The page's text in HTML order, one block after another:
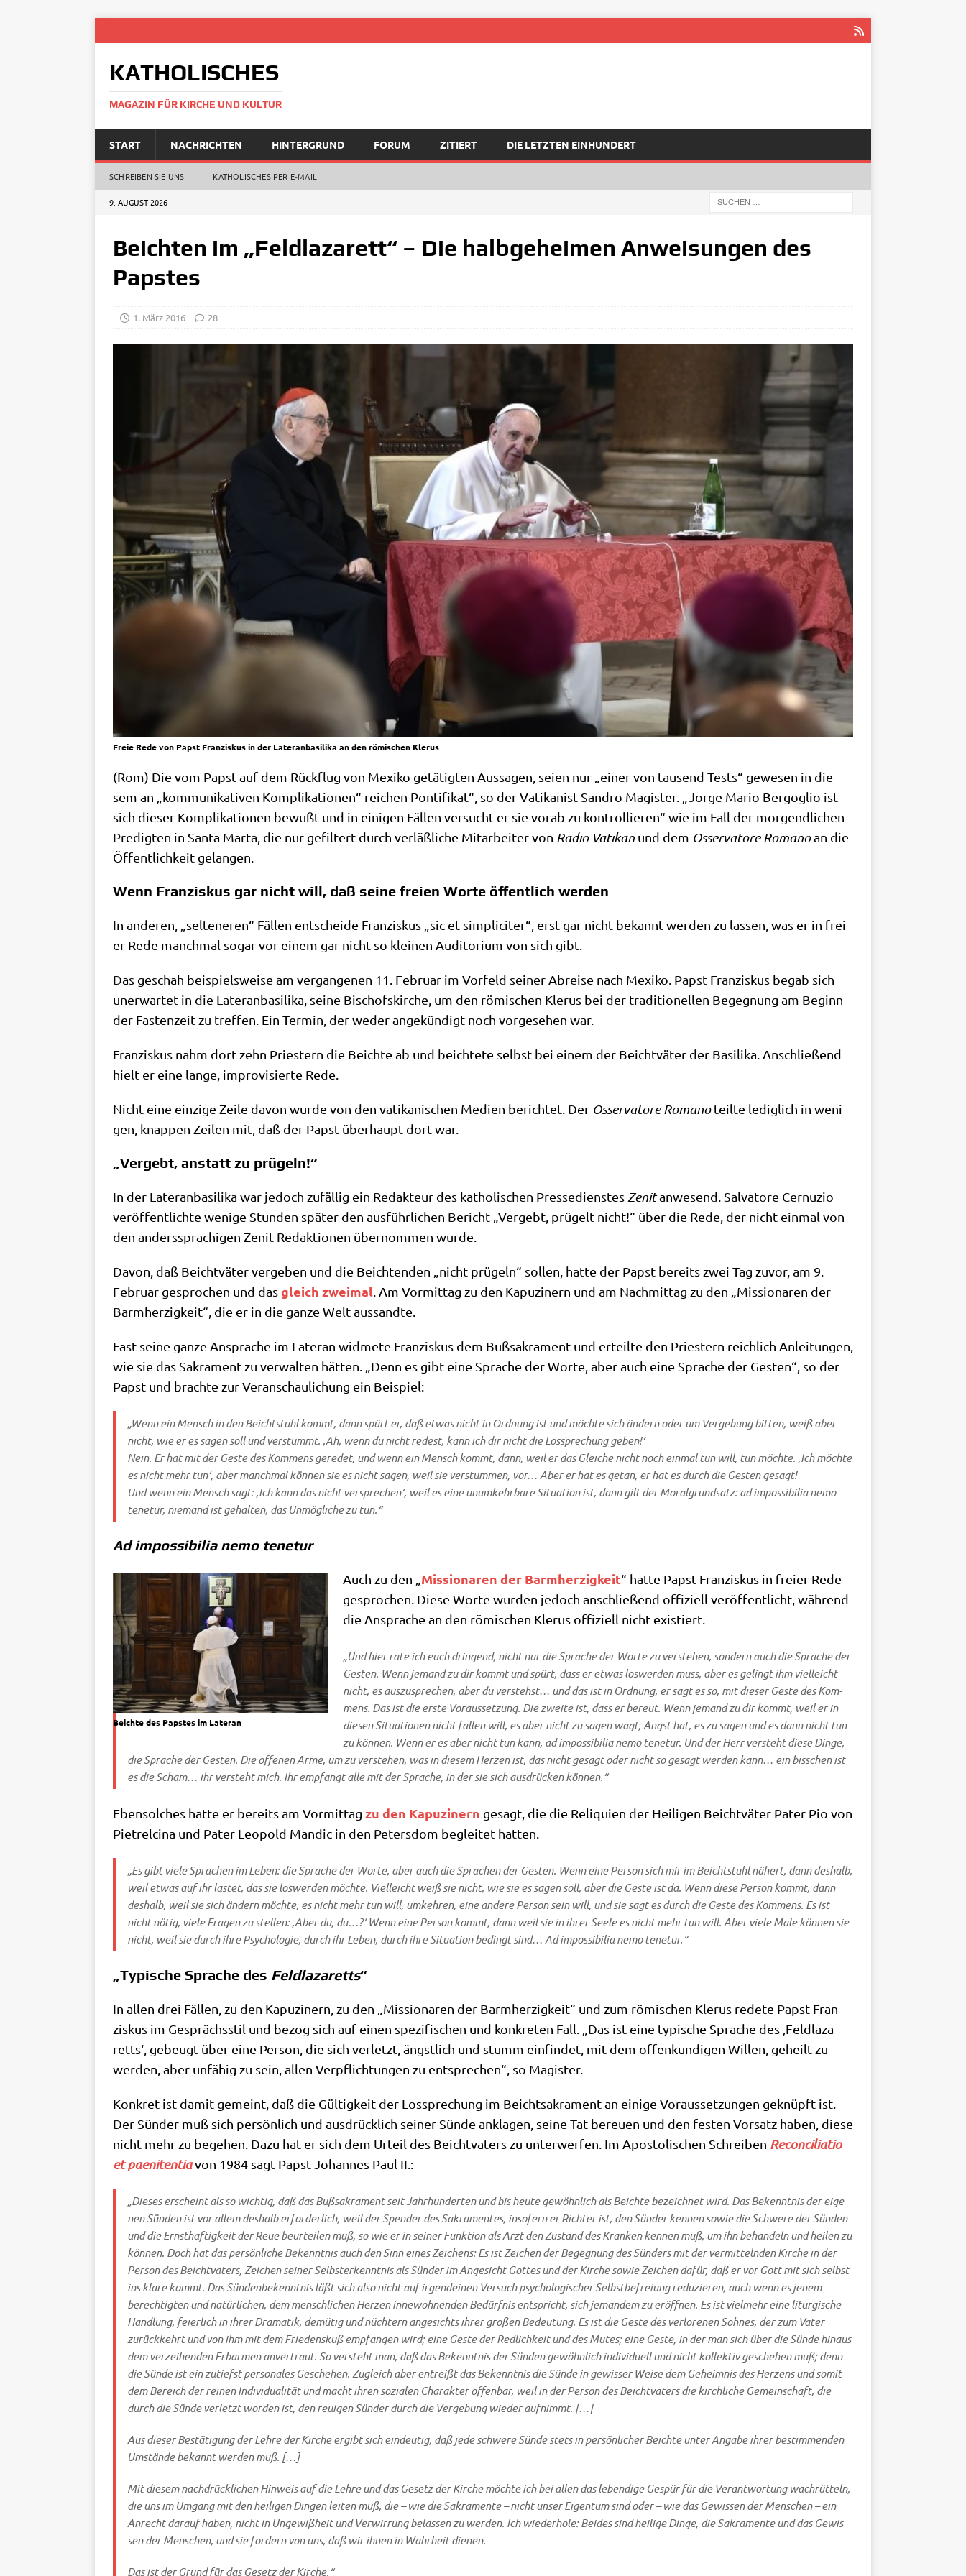
KATHOLISCHES
MAGAZIN FÜR KIRCHE UND KULTUR
START NACHRICHTEN HINTERGRUND FORUM ZITIERT DIE LETZTEN EINHUNDERT
SCHREIBEN SIE UNS KATHOLISCHES PER E‑MAIL
9. AUGUST 2026
Beichten im „Feldlazarett“ – Die halbgeheimen Anweisungen des
Papstes
1. März 2016 28
Freie Rede von Papst Franziskus in der Lateranbasilika an den römischen Klerus
(Rom) Die vom Papst auf dem Rück­flug von Mexi­ko getä­tig­ten Aus­sa­gen, sei­en nur „einer von tau­send Tests“ gewe­sen in die­
sem an „kom­mu­ni­ka­ti­ven Kom­pli­ka­tio­nen“ rei­chen Pon­ti­fi­kat“, so der Vati­ka­nist San­dro Magi­ster. „Jor­ge Mario Berg­o­glio ist
sich die­ser Kom­pli­ka­tio­nen bewußt und in eini­gen Fäl­len ver­sucht er sie vor­ab zu kon­trol­lie­ren“ wie im Fall der mor­gend­li­chen
Pre­dig­ten in San­ta Mar­ta, die nur gefil­tert durch ver­läß­li­che Mit­ar­bei­ter von Radio Vati­kan und dem Osser­va­to­re Roma­noan die
Öffent­lich­keit gelangen.
Wenn Franziskus gar nicht will, daß seine freien Worte öffentlich werden
In ande­ren, „sel­te­ne­ren“ Fäl­len ent­schei­de Fran­zis­kus „sic et sim­pli­ci­ter“, erst gar nicht bekannt wer­den zu las­sen, was er in frei­
er Rede manch­mal sogar vor einem gar nicht so klei­nen Audi­to­ri­um von sich gibt.
Das geschah bei­spiels­wei­se am ver­gan­ge­nen 11. Febru­ar im Vor­feld sei­ner Abrei­se nach Mexi­ko. Papst Fran­zis­kus begab sich
uner­war­tet in die Late­ran­ba­si­li­ka, sei­ne Bischofs­kir­che, um den römi­schen Kle­rus bei der tra­di­tio­nel­len Begeg­nung am Beginn
der Fasten­zeit zu tref­fen. Ein Ter­min, der weder ange­kün­digt noch vor­ge­se­hen war.
Fran­zis­kus nahm dort zehn Prie­stern die Beich­te ab und beich­te­te selbst bei einem der Beicht­vä­ter der Basi­li­ka. Anschlie­ßend
hielt er eine lan­ge, impro­vi­sier­te Rede.
Nicht eine ein­zi­ge Zei­le davon wur­de von den vati­ka­ni­schen Medi­en berich­tet. Der Osser­va­to­re Roma­noteil­te ledig­lich in weni­
gen, knap­pen Zei­len mit, daß der Papst über­haupt dort war.
„Vergebt, anstatt zu prügeln!“
In der Late­ran­ba­si­li­ka war jedoch zufäl­lig ein Redak­teur des katho­li­schen Pres­se­dien­stes Zenitanwe­send. Sal­va­to­re Cer­nu­zio
ver­öf­fent­lich­te weni­ge Stun­den spä­ter den aus­führ­li­chen Bericht „Ver­gebt, prü­gelt nicht!“ über die Rede, der nicht ein­mal von
den anders­spra­chi­gen Zenit-Redak­tio­nen über­nom­men wurde.
Davon, daß Beicht­vä­ter ver­ge­ben und die Beich­ten­den „nicht prü­geln“ sol­len, hat­te der Papst bereits zwei Tag zuvor, am 9.
Febru­ar gespro­chen und dasgleich zwei­mal . Am Vor­mit­tag zu den Kapu­zi­nern und am Nach­mit­tag zu den „Mis­sio­na­ren der
Barm­her­zig­keit“, die er in die gan­ze Welt aussandte.
Fast sei­ne gan­ze Anspra­che im Late­ran wid­me­te Fran­zis­kus dem Buß­sa­kra­ment und erteil­te den Prie­stern reich­lich Anlei­tun­gen,
wie sie das Sakra­ment zu ver­wal­ten hät­ten. „Denn es gibt eine Spra­che der Wor­te, aber auch eine Spra­che der Gesten“, so der
Papst und brach­te zur Ver­an­schau­li­chung ein Beispiel:
„Wenn ein Mensch in den Beicht­stuhl kommt, dann spürt er, daß etwas nicht in Ord­nung ist und möch­te sich ändern oder um Ver­ge­bung bit­ten, weiß aber
nicht, wie er es sagen soll und ver­stummt. ‚Ah, wenn du nicht redest, kann ich dir nicht die Los­spre­chung geben!‘
Nein. Er hat mit der Geste des Kom­mens gere­det, und wenn ein Mensch kommt, dann, weil er das Glei­che nicht noch ein­mal tun will, tun möch­te. ‚Ich möch­te
es nicht mehr tun‘, aber manch­mal kön­nen sie es nicht sagen, weil sie ver­stum­men, vor… Aber er hat es getan, er hat es durch die Gesten gesagt!
Und wenn ein Mensch sagt: ‚Ich kann das nicht ver­spre­chen‘, weil es eine unum­kehr­ba­re Situa­ti­on ist, dann gilt der Moral­grund­satz: ad impos­si­bi­lia nemo
tenetur, nie­mand ist gehal­ten, das Unmög­li­che zu tun.“
Ad impossibilia nemo tenetur
Beich­te des Pap­stes im Lateran
Auch zu den „ Mis­sio­na­ren der Barm­her­zig­keit“ hat­te Papst Fran­zis­kus in frei­er Rede
gespro­chen. Die­se Wor­te wur­den jedoch anschlie­ßend offi­zi­ell ver­öf­fent­licht, wäh­rend
die Anspra­che an den römi­schen Kle­rus offi­zi­ell nicht existiert.
„Und hier rate ich euch drin­gend, nicht nur die Spra­che der Wor­te zu ver­ste­hen, son­dern auch die Spra­che der
Gesten. Wenn jemand zu dir kommt und spürt, dass er etwas los­wer­den muss, aber es gelingt ihm viel­leicht
nicht, es aus­zu­spre­chen, aber du ver­stehst… und das ist in Ord­nung, er sagt es so, mit die­ser Geste des Kom­
mens. Das ist die erste Vor­aus­set­zung. Die zwei­te ist, dass er bereut. Wenn jemand zu dir kommt, weil er in
die­sen Situa­tio­nen nicht fal­len will, es aber nicht zu sagen wagt, Angst hat, es zu sagen und es dann nicht tun
zu kön­nen. Wenn er es aber nicht tun kann, ad impos­si­bi­lia nemo tenetur. Und der Herr ver­steht die­se Din­ge,
die Spra­che der Gesten. Die offe­nen Arme, um zu ver­ste­hen, was in die­sem Her­zen ist, das nicht gesagt oder nicht so gesagt wer­den kann… ein biss­chen ist
es die Scham… ihr ver­steht mich. Ihr emp­fangt alle mit der Spra­che, in der sie sich aus­drücken können.“
Eben­sol­ches hat­te er bereits am Vor­mit­tag zu den Kapu­zi­nern gesagt, die die Reli­qui­en der Hei­li­gen Beicht­vä­ter Pater Pio von
Piet­rel­ci­na und Pater Leo­pold Man­dic in den Peters­dom beglei­tet hatten.
„Es gibt vie­le Spra­chen im Leben: die Spra­che der Wor­te, aber auch die Spra­chen der Gesten. Wenn eine Per­son sich mir im Beicht­stuhl nähert, dann des­halb,
weil etwas auf ihr lastet, das sie los­wer­den möch­te. Viel­leicht weiß sie nicht, wie sie es sagen soll, aber die Geste ist da. Wenn die­se Per­son kommt, dann
des­halb, weil sie sich ändern möch­te, es nicht mehr tun will, umkeh­ren, eine ande­re Per­son sein will, und sie sagt es durch die Geste des Kom­mens. Es ist
nicht nötig, vie­le Fra­gen zu stel­len: ‚Aber du, du…?‘ Wenn eine Per­son kommt, dann weil sie in ihrer See­le es nicht mehr tun will. Aber vie­le Male kön­nen sie
nicht, weil sie durch ihre Psy­cho­lo­gie, durch ihr Leben, durch ihre Situa­ti­on bedingt sind… Ad impos­si­bi­lia nemo tenetur.“
„Typische Sprache des Feldlazaretts“
In allen drei Fäl­len, zu den Kapu­zi­nern, zu den „Mis­sio­na­ren der Barm­her­zig­keit“ und zum römi­schen Kle­rus rede­te Papst Fran­
zis­kus im Gesprächs­stil und bezog sich auf einen spe­zi­fi­schen und kon­kre­ten Fall. „Das ist eine typi­sche Spra­che des ‚Feld­la­za­
retts‘, gebeugt über eine Per­son, die sich ver­letzt, ängst­lich und stumm ein­fin­det, mit dem offen­kun­di­gen Wil­len, geheilt zu
wer­den, aber unfä­hig zu sein, allen Ver­pflich­tun­gen zu ent­spre­chen“, so Magister.
Kon­kret ist damit gemeint, daß die Gül­tig­keit der Los­spre­chung im Beicht­sa­kra­ment an eini­ge Vor­aus­set­zun­gen geknüpft ist.
Der Sün­der muß sich per­sön­lich und aus­drück­lich sei­ner Sün­de ankla­gen, sei­ne Tat bereu­en und den festen Vor­satz haben, die­se
nicht mehr zu bege­hen. Dazu hat er sich dem Urteil des Beicht­va­ters zu unter­wer­fen. Im Apo­sto­li­schen Schrei­ben Recon­ci­lia­tio
et pae­ni­ten­tiavon 1984 sagt Papst Johan­nes Paul II.:
„Die­ses erscheint als so wich­tig, daß das Buß­sa­kra­ment seit Jahr­hun­der­ten und bis heu­te gewöhn­lich alsBeich­tebezeich­net wird. Das Bekennt­nis der eige­
nen Sün­den ist vor allem des­halb erfor­der­lich, weil der Spen­der des Sakra­men­tes, inso­fern erRich­terist, den Sün­der ken­nen sowie die Schwe­re der Sün­den
und die Ernst­haf­tig­keit der Reue beur­tei­len muß, so wie er in sei­ner Funk­ti­on alsArztden Zustand des Kran­ken ken­nen muß, um ihn behan­deln und hei­len zu
kön­nen. Doch hat das per­sön­li­che Bekennt­nis auch den Sinn einesZei­chens: Es ist Zei­chen der Begeg­nung des Sün­ders mit der ver­mit­teln­den Kir­che in der
Per­son des Beicht­va­ters, Zei­chen sei­ner Selbst­er­kennt­nis als Sün­der im Ange­sicht Got­tes und der Kir­che sowie Zei­chen dafür, daß er vor Gott mit sich selbst
ins kla­re kommt. Das Sün­den­be­kennt­nis läßt sich also nicht auf irgend­ei­nen Ver­such psy­cho­lo­gi­scher Selbst­be­frei­ung redu­zie­ren, auch wenn es jenem
berech­tig­ten und natür­li­chen, dem mensch­li­chen Her­zen inne­woh­nen­den Bedürf­nis ent­spricht, sich jeman­dem zu eröff­nen. Es ist viel­mehr eine lit­ur­gi­sche
Hand­lung, fei­er­lich in ihrer Dra­ma­tik, demü­tig und nüch­tern ange­sichts ihrer gro­ßen Bedeu­tung. Es ist die Geste des ver­lo­re­nen Soh­nes, der zum Vater
zurück­kehrt und von ihm mit dem Frie­dens­kuß emp­fan­gen wird; eine Geste der Red­lich­keit und des Mutes; eine Geste, in der man sich über die Sün­de hin­aus
dem ver­zei­hen­den Erbar­men anver­traut. So ver­steht man, daß das Bekennt­nis der Sün­den gewöhn­lich indi­vi­du­ell und nicht kol­lek­tiv gesche­hen muß; denn
die Sün­de ist ein zutiefst per­so­na­les Gesche­hen. Zugleich aber ent­reißt das Bekennt­nis die Sün­de in gewis­ser Wei­se dem Geheim­nis des Her­zens und somit
dem Bereich der rei­nen Indi­vi­dua­li­tät und macht ihren sozia­len Cha­rak­ter offen­bar, weil in der Per­son des Beicht­va­ters die kirch­li­che Gemein­schaft, die
durch die Sün­de ver­letzt wor­den ist, den reu­igen Sün­der durch die Ver­ge­bung wie­der aufnimmt. […]
Aus die­ser Bestä­ti­gung der Leh­re der Kir­che ergibt sich ein­deu­tig, daßjede schwe­re Sün­de stets in per­sön­li­cher Beich­teunter Anga­be ihrer bestim­men­den
Umstän­debekanntwer­den muß. […]
Mit die­sem nach­drück­li­chen Hin­weis auf die Leh­re und das Gesetz der Kir­che möch­te ich bei allen das leben­di­ge Gespür für die Ver­ant­wor­tung wach­rüt­teln,
die uns im Umgang mit den hei­li­gen Din­gen lei­ten muß, die – wie die Sakra­men­te – nicht unser Eigen­tum sind oder – wie das Gewis­sen der Men­schen – ein
Anrecht dar­auf haben, nicht in Unge­wiß­heit und Ver­wir­rung belas­sen zu wer­den. Ich wie­der­ho­le: Bei­des sind hei­li­ge Din­ge, die Sakra­men­te und das Gewis­
sen der Men­schen, und sie for­dern von uns, daß wir ihnen in Wahr­heit dienen.
Das ist der Grund für das Gesetz der Kirche.“